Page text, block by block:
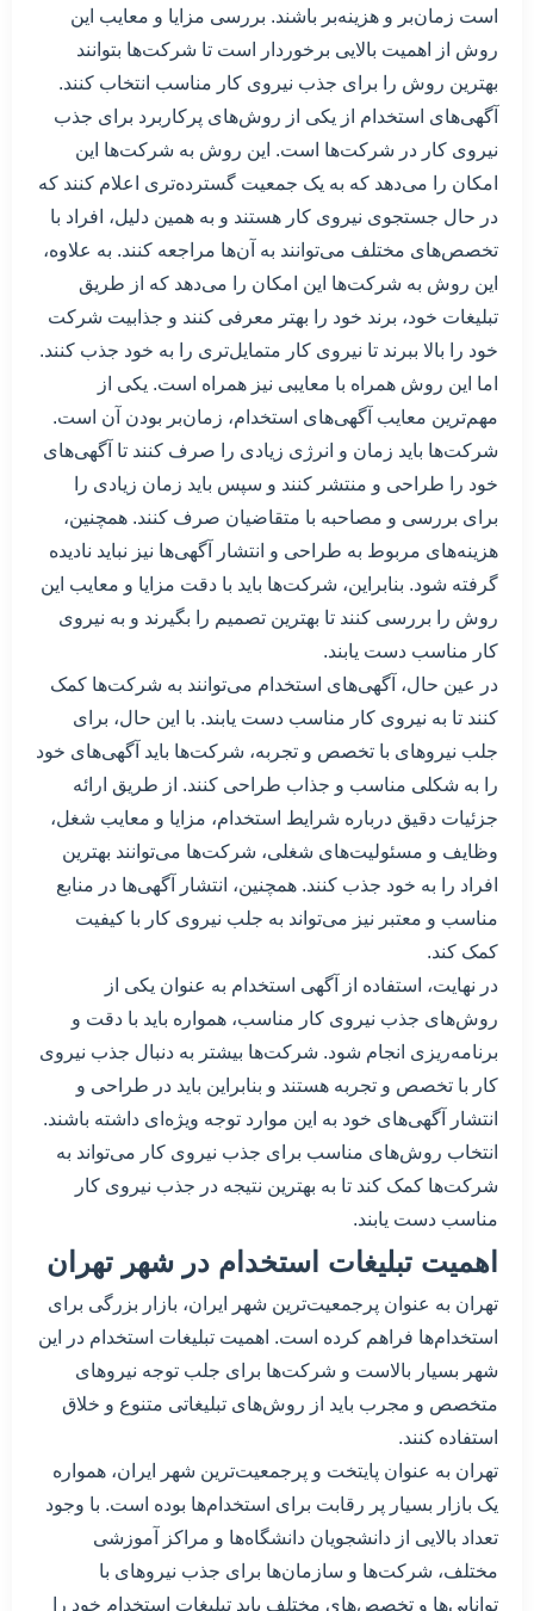
است زمان‌بر و هزینه‌بر باشند. بررسی مزایا و معایب این
روش از اهمیت بالایی برخوردار است تا شرکت‌ها بتوانند
بهترین روش را برای جذب نیروی کار مناسب انتخاب کنند.
آگهی‌های استخدام از یکی از روش‌های پرکاربرد برای جذب
نیروی کار در شرکت‌ها است. این روش به شرکت‌ها این
امکان را می‌دهد که به یک جمعیت گسترده‌تری اعلام کنند که
در حال جستجوی نیروی کار هستند و به همین دلیل، افراد با
تخصص‌های مختلف می‌توانند به آن‌ها مراجعه کنند. به علاوه،
این روش به شرکت‌ها این امکان را می‌دهد که از طریق
تبلیغات خود، برند خود را بهتر معرفی کنند و جذابیت شرکت
خود را بالا ببرند تا نیروی کار متمایل‌تری را به خود جذب کنند.
اما این روش همراه با معایبی نیز همراه است. یکی از
مهم‌ترین معایب آگهی‌های استخدام، زمان‌بر بودن آن است.
شرکت‌ها باید زمان و انرژی زیادی را صرف کنند تا آگهی‌های
خود را طراحی و منتشر کنند و سپس باید زمان زیادی را
برای بررسی و مصاحبه با متقاضیان صرف کنند. همچنین،
هزینه‌های مربوط به طراحی و انتشار آگهی‌ها نیز نباید نادیده
گرفته شود. بنابراین، شرکت‌ها باید با دقت مزایا و معایب این
روش را بررسی کنند تا بهترین تصمیم را بگیرند و به نیروی
کار مناسب دست یابند.
در عین حال، آگهی‌های استخدام می‌توانند به شرکت‌ها کمک
کنند تا به نیروی کار مناسب دست یابند. با این حال، برای
جلب نیروهای با تخصص و تجربه، شرکت‌ها باید آگهی‌های خود
را به شکلی مناسب و جذاب طراحی کنند. از طریق ارائه
جزئیات دقیق درباره شرایط استخدام، مزایا و معایب شغل،
وظایف و مسئولیت‌های شغلی، شرکت‌ها می‌توانند بهترین
افراد را به خود جذب کنند. همچنین، انتشار آگهی‌ها در منابع
مناسب و معتبر نیز می‌تواند به جلب نیروی کار با کیفیت
کمک کند.
در نهایت، استفاده از آگهی‌ استخدام به عنوان یکی از
روش‌های جذب نیروی کار مناسب، همواره باید با دقت و
برنامه‌ریزی انجام شود. شرکت‌ها بیشتر به دنبال جذب نیروی
کار با تخصص و تجربه هستند و بنابراین باید در طراحی و
انتشار آگهی‌های خود به این موارد توجه ویژه‌ای داشته باشند.
انتخاب روش‌های مناسب برای جذب نیروی کار می‌تواند به
شرکت‌ها کمک کند تا به بهترین نتیجه در جذب نیروی کار
مناسب دست یابند.
اهمیت تبلیغات استخدام در شهر تهران
تهران به عنوان پرجمعیت‌ترین شهر ایران، بازار بزرگی برای
استخدام‌ها فراهم کرده است. اهمیت تبلیغات استخدام در این
شهر بسیار بالاست و شرکت‌ها برای جلب توجه نیروهای
متخصص و مجرب باید از روش‌های تبلیغاتی متنوع و خلاق
استفاده کنند.
تهران به عنوان پایتخت و پرجمعیت‌ترین شهر ایران، همواره
یک بازار بسیار پر رقابت برای استخدام‌ها بوده است. با وجود
تعداد بالایی از دانشجویان دانشگاه‌ها و مراکز آموزشی
مختلف، شرکت‌ها و سازمان‌ها برای جذب نیروهای با
توانایی‌ها و تخصص‌های مختلف باید تبلیغات استخدام خود را